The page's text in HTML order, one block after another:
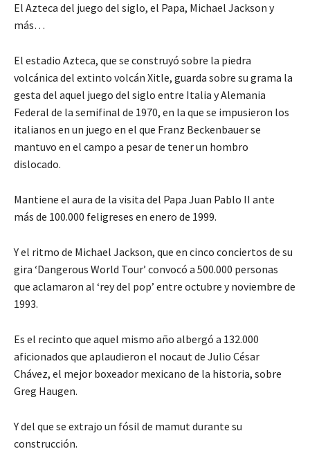
El Azteca del juego del siglo, el Papa, Michael Jackson y
más…
El estadio Azteca, que se construyó sobre la piedra
volcánica del extinto volcán Xitle, guarda sobre su grama la
gesta del aquel juego del siglo entre Italia y Alemania
Federal de la semifinal de 1970, en la que se impusieron los
italianos en un juego en el que Franz Beckenbauer se
mantuvo en el campo a pesar de tener un hombro
dislocado.
Mantiene el aura de la visita del Papa Juan Pablo II ante
más de 100.000 feligreses en enero de 1999.
Y el ritmo de Michael Jackson, que en cinco conciertos de su
gira ‘Dangerous World Tour’ convocó a 500.000 personas
que aclamaron al ‘rey del pop’ entre octubre y noviembre de
1993.
Es el recinto que aquel mismo año albergó a 132.000
aficionados que aplaudieron el nocaut de Julio César
Chávez, el mejor boxeador mexicano de la historia, sobre
Greg Haugen.
Y del que se extrajo un fósil de mamut durante su
construcción.